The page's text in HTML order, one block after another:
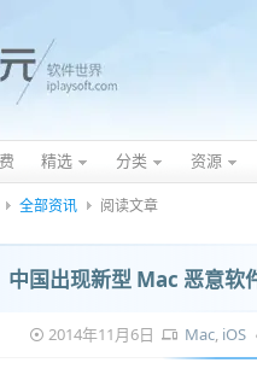
精选 分类 资源
全部资讯 阅读文章
中国出现新型 Mac 恶意
2014年11月6日 Mac, iOS